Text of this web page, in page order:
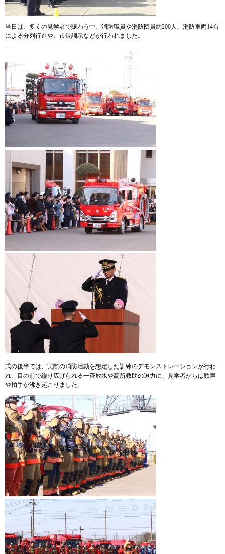
当日は、多くの見学者で賑わう中、消防職員や消防団員約200人、消防車両14台
による分列行進や、市長訓示などが行われました。
式の後半では、実際の消防活動を想定した訓練のデモンストレーションが行わ
れ、目の前で繰り広げられる一斉放水や高所救助の迫力に、見学者からは歓声
や拍手が沸き起こりました。